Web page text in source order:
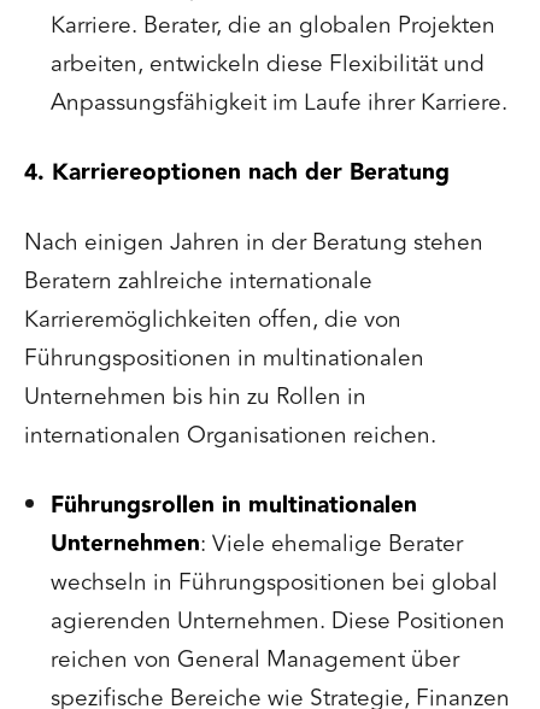
Karriere. Berater, die an globalen Projekten
arbeiten, entwickeln diese Flexibilität und
Anpassungsfähigkeit im Laufe ihrer Karriere.
4. Karriereoptionen nach der Beratung
Nach einigen Jahren in der Beratung stehen
Beratern zahlreiche internationale
Karrieremöglichkeiten offen, die von
Führungspositionen in multinationalen
Unternehmen bis hin zu Rollen in
internationalen Organisationen reichen.
Führungsrollen in multinationalen
Unternehmen: Viele ehemalige Berater
wechseln in Führungspositionen bei global
agierenden Unternehmen. Diese Positionen
reichen von General Management über
spezifische Bereiche wie Strategie, Finanzen